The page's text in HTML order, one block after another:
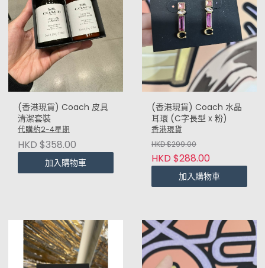
(香港現貨) Coach 皮具
清潔套裝
代購約2-4星期
HKD $358.00
加入購物車
(香港現貨) Coach 水晶
耳環 (C字長型 x 粉)
香港現貨
HKD $299.00
HKD $288.00
加入購物車